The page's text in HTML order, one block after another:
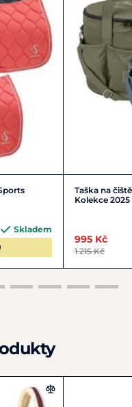
Skladem
Taška na
Kolekce 2025
995 Kč
1 215 Kč